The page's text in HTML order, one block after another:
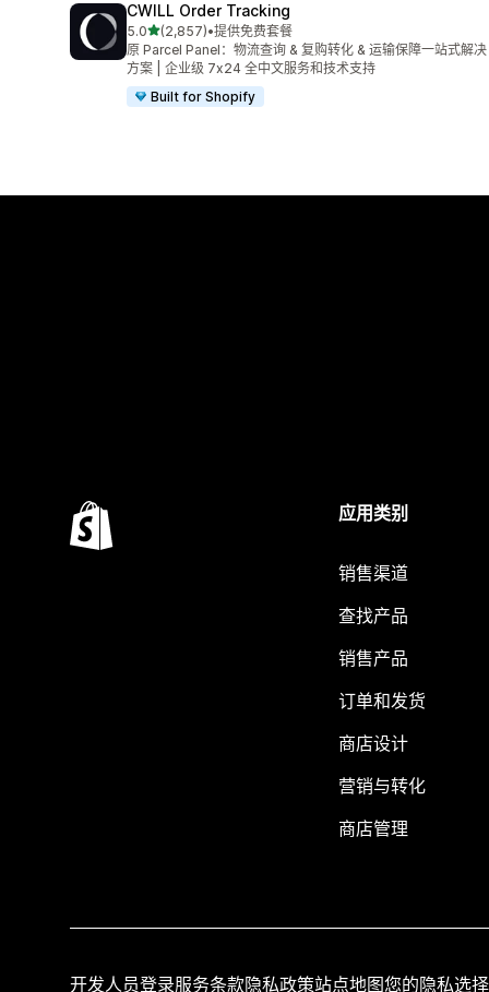
CWILL Order Tracking
5.0星（满分 5 星）
(2,857)
总共 2857 条评论
•提供免费套餐
原 Parcel Panel：物流查询 & 复购转化 & 运输保障一站式解决
方案 | 企业级 7x24 全中文服务和技术支持
Built for Shopify
应用类别
销售渠道
查找产品
销售产品
订单和发货
商店设计
营销与转化
商店管理
开发人员登录服务条款隐私政策站点地图您的隐私选择